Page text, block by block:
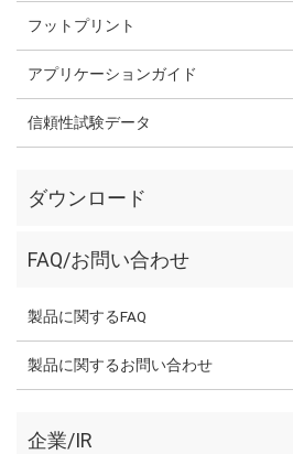
フットプリント
アプリケーションガイド
信頼性試験データ
ダウンロード
FAQ/お問い合わせ
製品に関するFAQ
製品に関するお問い合わせ
企業/IR